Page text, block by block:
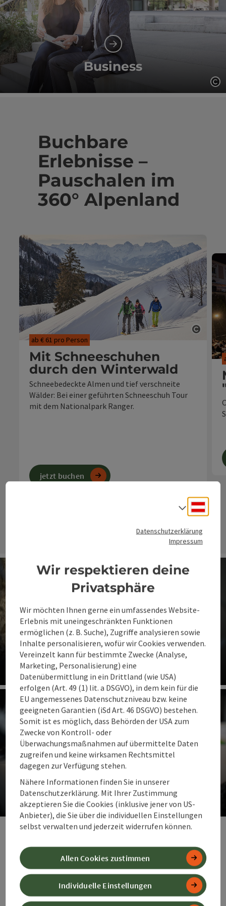
Business
Buchbare
Erlebnisse –
Pauschalen im
360° Alpenland
ab € 61 pro Person
Mit Schneeschuhen
durch den Winterwald
Schneebedeckte Almen und tief verschneite
Wälder: Bei einer geführten Schneeschuh Tour
mit dem Nationalpark Ranger.
jetzt buchen
Veranstaltungen & Events
Wo Menschen zusammenkommen
Gästekarten
Besondere Ermäßigungen im Urlaub
Türen zwischen Bergwelt, Stadt und
wohltuender Thermalwärme.
Übernachtungsgäste erhalten sie kostenlos
und genießen freie Bergbahnfahrten,
Eintritte in Museen, geführte
Datenschutzerklärung
Impressum
Wir respektieren deine
Privatsphäre
Wir möchten Ihnen gerne ein umfassendes Website-
Erlebnis mit uneingeschränkten Funktionen
ermöglichen (z. B. Suche), Zugriffe analysieren sowie
Inhalte personalisieren, wofür wir Cookies verwenden.
Vereinzelt kann für bestimmte Zwecke (Analyse,
Marketing, Personalisierung) eine
Datenübermittlung in ein Drittland (wie USA)
erfolgen (Art. 49 (1) lit. a DSGVO), in dem kein für die
EU angemessenes Datenschutzniveau bzw. keine
geeigneten Garantien (iSd Art. 46 DSGVO) bestehen.
Somit ist es möglich, dass Behörden der USA zum
Zwecke von Kontroll- oder
Überwachungsmaßnahmen auf übermittelte Daten
zugreifen und keine wirksamen Rechtsmittel
dagegen zur Verfügung stehen.
Nähere Informationen finden Sie in unserer
Datenschutzerklärung. Mit Ihrer Zustimmung
akzeptieren Sie die Cookies (inklusive jener von US-
Anbieter), die Sie über die individuellen Einstellungen
selbst verwalten und jederzeit widerrufen können.
Individuelle Einstellungen
Allen Cookies zustimmen